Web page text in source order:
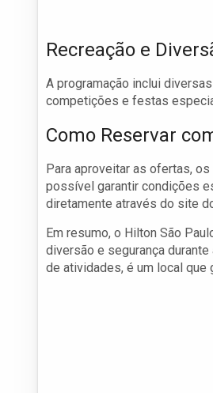
Recreação e
A programação inclui
competições e festas
Como Reservar
Para aproveitar as ofertas,
possível garantir condições
diretamente através do site
Em resumo, o Hilton São
diversão e segurança
de atividades, é um local